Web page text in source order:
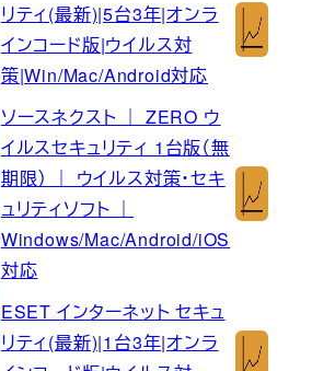
リティ(最新)|5台3年|オンラ
インコード版|ウイルス対
策|Win/Mac/Android対応
ソースネクスト ｜ ZERO ウ
イルスセキュリティ 1台版（無
期限） ｜ ウイルス対策・セキ
ュリティソフト ｜
Windows/Mac/Android/iOS
対応
ESET インターネット セキュ
リティ(最新)|1台3年|オンラ